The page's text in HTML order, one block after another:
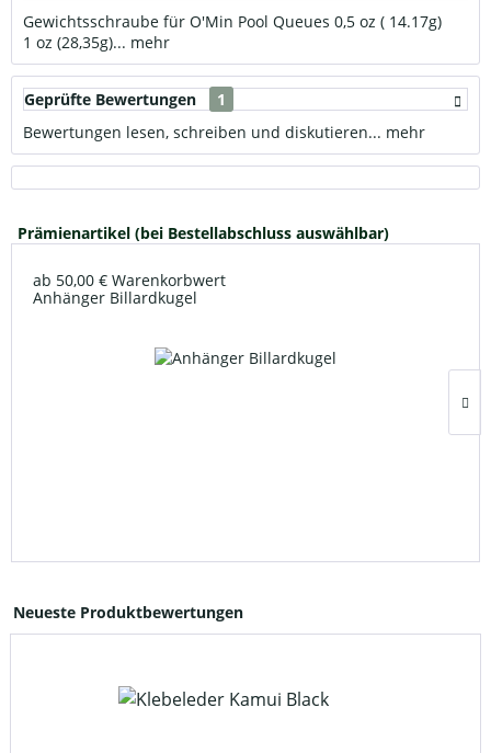
Gewichtsschraube für O'Min Pool Queues 0,5 oz ( 14.17g)
1 oz (28,35g)... mehr
Geprüfte Bewertungen
1
Bewertungen lesen, schreiben und diskutieren... mehr
Prämienartikel (bei Bestellabschluss auswählbar)
ab 50,00 € Warenkorbwert
Anhänger Billardkugel
Neueste Produktbewertungen